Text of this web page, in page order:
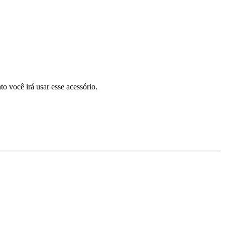
você irá usar esse acessório.